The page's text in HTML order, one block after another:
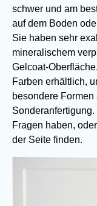
schwer und am
auf dem Boden
Sie haben sehr
mineralischem
Gelcoat-
Farben erhältlich,
besondere
Fragen haben,
der Seite finden.